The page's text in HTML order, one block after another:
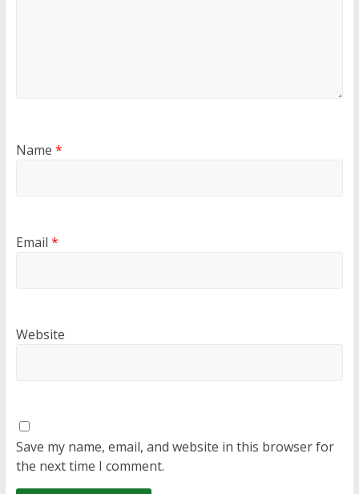
Name *
Email *
Website
Save my name, email, and website in this browser for
the next time I comment.